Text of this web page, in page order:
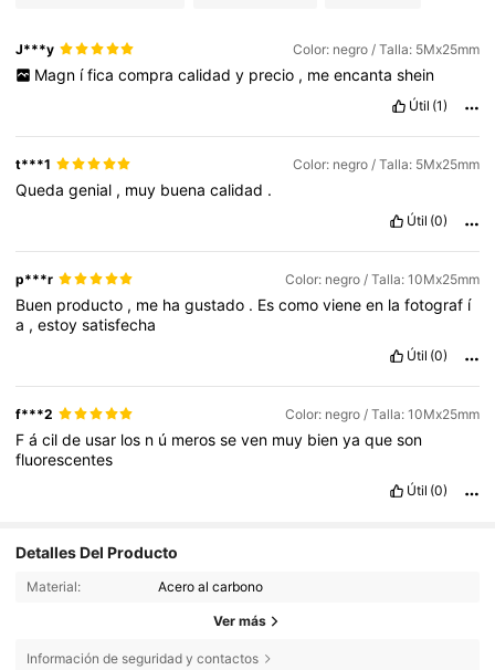
J***y Color: negro / Talla: 5Mx25mm
Magn ífica compra calidad y precio , me encanta shein
Útil (1)
t***1 Color: negro / Talla: 5Mx25mm
Quedagenial , muy buenacalidad .
Útil (0)
p***r Color: negro / Talla: 10Mx25mm
Buen producto , me hagustado . Escomovieneen lafotograf í
a ,estoysatisfecha
Útil (0)
f***2 Color: negro / Talla: 10Mx25mm
Fácilde usar los n ú merosseven muy bienyaqueson
fluorescentes
Útil (0)
Detalles Del Producto
Material: Acero al carbono
Ver más
Información de seguridad y contactos